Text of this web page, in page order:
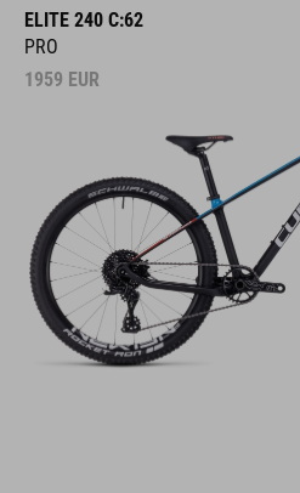
ELITE 240 C:62
PRO
1959 EUR